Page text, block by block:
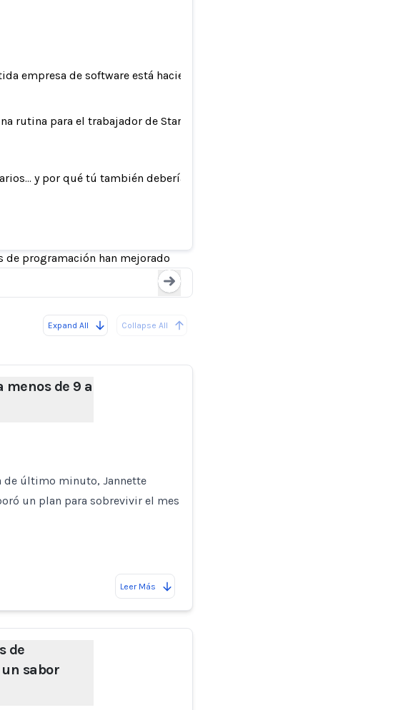
empresa de software está haciendo cambios
rutina para el trabajador de Starbucks
y por qué tú también deberías hacerlo
de programación han mejorado
Expand All Collapse All
de 9 a
de último minuto, Jannette
un plan para sobrevivir el mes
Leer Más
de
sabor